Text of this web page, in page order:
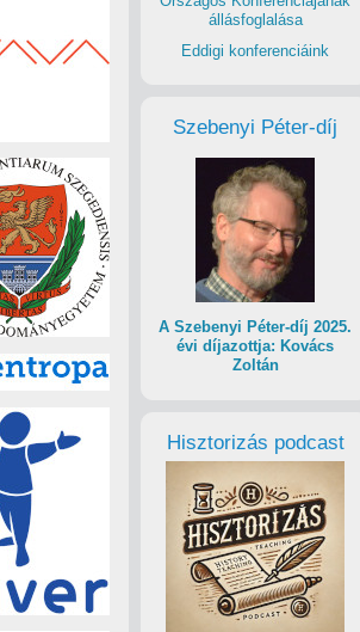
állásfoglalása
Eddigi konferenciáink
Szebenyi Péter-díj
A Szebenyi Péter-díj 2025.
évi díjazottja: Kovács
Zoltán
Hisztorizás podcast